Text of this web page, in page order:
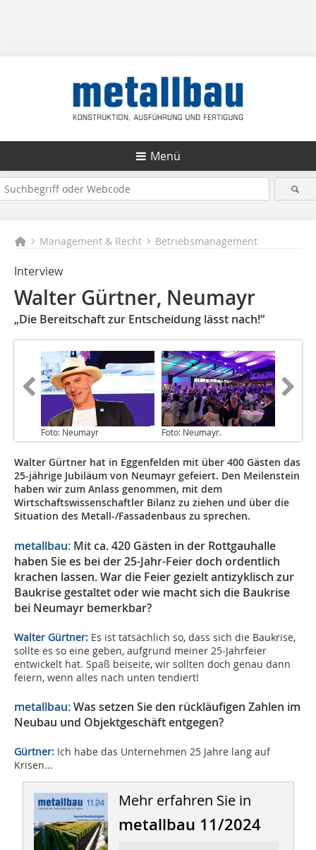
Menü
Management & Recht Betriebsmanagement
Interview
Walter Gürtner, Neumayr
„Die Bereitschaft zur Entscheidung lässt nach!“
Foto: Neumayr Foto: Neumayr.
Walter Gürtner hat in Eggenfelden mit über 400 Gästen das
25-jährige Jubiläum von Neumayr gefeiert. Den Meilenstein
haben wir zum Anlass genommen, mit dem
Wirtschaftswissenschaftler Bilanz zu ziehen und über die
Situation des Metall-/Fassadenbaus zu sprechen.
metallbau: Mit ca. 420 Gästen in der Rottgauhalle
haben Sie es bei der 25-Jahr-Feier doch ordentlich
krachen lassen. War die Feier gezielt antizyklisch zur
Baukrise gestaltet oder wie macht sich die Baukrise
bei Neumayr bemerkbar?
Walter Gürtner: Es ist tatsächlich so, dass sich die Baukrise,
sollte es so eine geben, aufgrund meiner 25-Jahrfeier
entwickelt hat. Spaß beiseite, wir sollten doch genau dann
feiern, wenn alles nach unten tendiert!
metallbau:Was setzen Sie den rückläufigen Zahlen im
Neubau und Objektgeschäft entgegen?
Gürtner: Ich habe das Unternehmen 25 Jahre lang auf
Krisen...
Mehr erfahren Sie in
metallbau 11/2024